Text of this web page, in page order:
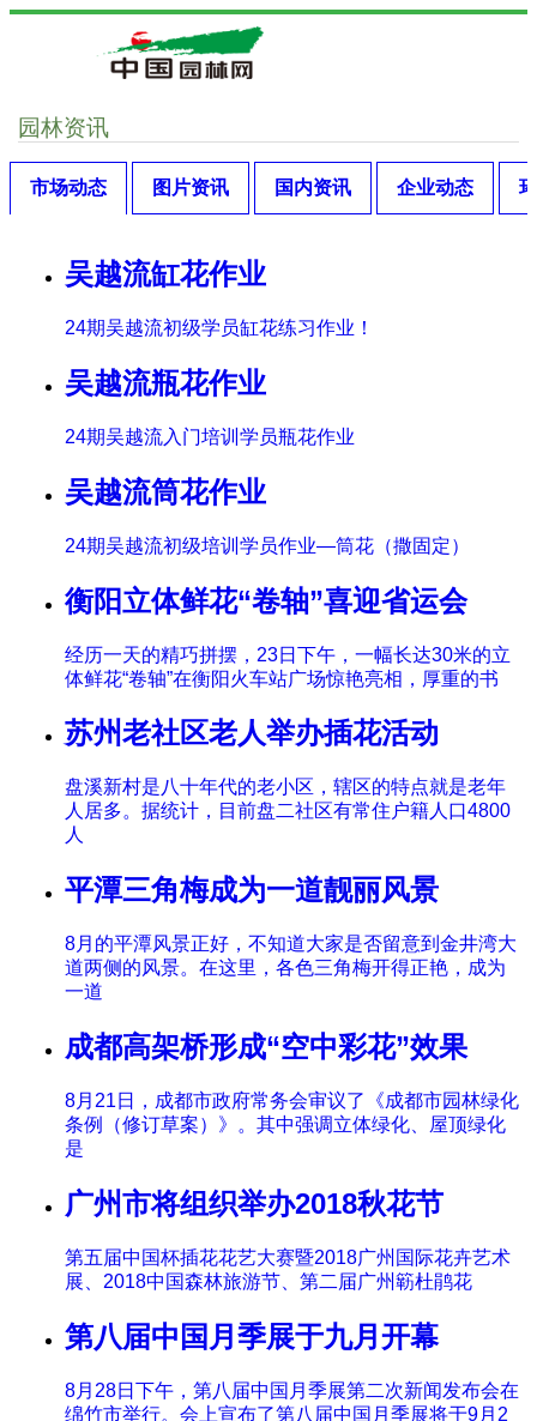
园林资讯
市场动态 图片资讯 国内资讯 企业动态
吴越流缸花作业
24期吴越流初级学员缸花练习作业！
吴越流瓶花作业
24期吴越流入门培训学员瓶花作业
吴越流筒花作业
24期吴越流初级培训学员作业—筒花（撒固定）
衡阳立体鲜花“卷轴”喜迎省运会
经历一天的精巧拼摆，23日下午，一幅长达30米的立
体鲜花“卷轴”在衡阳火车站广场惊艳亮相，厚重的书
苏州老社区老人举办插花活动
盘溪新村是八十年代的老小区，辖区的特点就是老年
人居多。据统计，目前盘二社区有常住户籍人口4800
人
平潭三角梅成为一道靓丽风景
8月的平潭风景正好，不知道大家是否留意到金井湾大
道两侧的风景。在这里，各色三角梅开得正艳，成为
一道
成都高架桥形成“空中彩花”效果
8月21日，成都市政府常务会审议了《成都市园林绿化
条例（修订草案）》。其中强调立体绿化、屋顶绿化
是
广州市将组织举办2018秋花节
第五届中国杯插花花艺大赛暨2018广州国际花卉艺术
展、2018中国森林旅游节、第二届广州簕杜鹃花
第八届中国月季展于九月开幕
8月28日下午，第八届中国月季展第二次新闻发布会在
绵竹市举行。会上宣布了第八届中国月季展将于9月2